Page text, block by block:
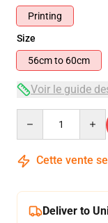
Printing
Size
56cm to 60cm
Voir le guide
Cette vente
Deliver to